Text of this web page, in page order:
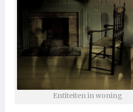
Entiteiten in woning